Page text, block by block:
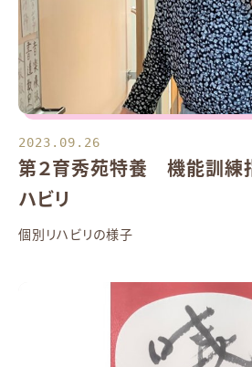
2023.09.26
第２育秀苑特養 機能訓練
ハビリ
個別リハビリの様子